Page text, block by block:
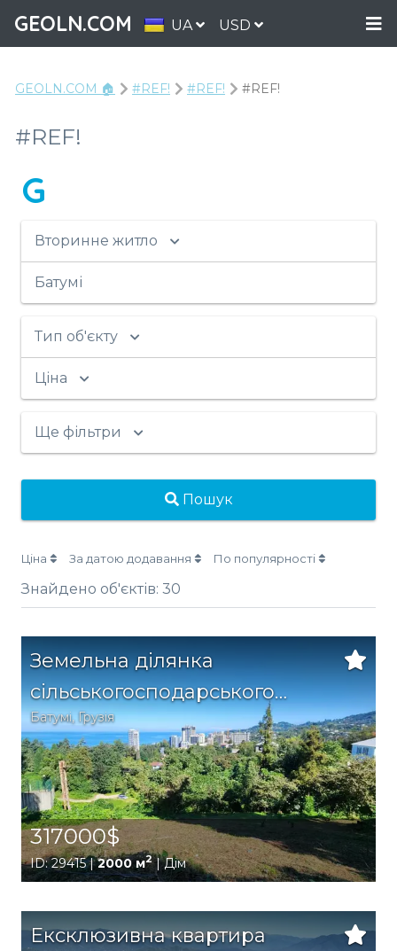
GEOLN.COM UA USD
GEOLN.COM 🏠 #REF! #REF! #REF!
#REF!
G
Вторинне житло
Батумі
Тип об'єкту
Ціна
Ще фільтри
Пошук
Ціна За датою додавання По популярності
Знайдено об'єктів: 30
Земельна ділянка
сільськогосподарського
призначення
Батумі, Грузія
317000$
ID: 29415 |2000 м2| Дім
Ексклюзивна квартира